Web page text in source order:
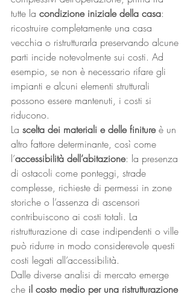
tutte la condizione iniziale della casa:
ricostruire completamente una casa
vecchia o ristrutturarla preservando alcune
parti incide notevolmente sui costi. Ad
esempio, se non è necessario rifare gli
impianti e alcuni elementi strutturali
possono essere mantenuti, i costi si
riducono.
La scelta dei materiali e delle finiture è un
altro fattore determinante, così come
l’accessibilità dell’abitazione: la presenza
di ostacoli come ponteggi, strade
complesse, richieste di permessi in zone
storiche o l’assenza di ascensori
contribuiscono ai costi totali. La
ristrutturazione di case indipendenti o ville
può ridurre in modo considerevole questi
costi legati all’accessibilità.
Dalle diverse analisi di mercato emerge
che il costo medio per una ristrutturazione